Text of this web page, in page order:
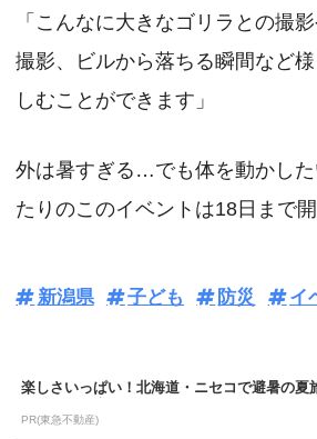
「こんなに大きなゴリラとの撮
撮影、ビルから落ちる瞬間など
しむことができます」
外は暑すぎる…でも体を動かし
たりのこのイベントは18日まで開
新潟県 子ども 防災 イ
楽しさいっぱい！北海道・ニセコで避暑の夏
PR(東急不動産)